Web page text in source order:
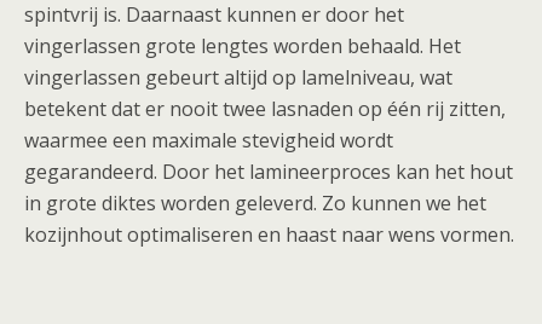
spintvrij is. Daarnaast kunnen er door het
vingerlassen grote lengtes worden behaald. Het
vingerlassen gebeurt altijd op lamelniveau, wat
betekent dat er nooit twee lasnaden op één rij zitten,
waarmee een maximale stevigheid wordt
gegarandeerd. Door het lamineerproces kan het hout
in grote diktes worden geleverd. Zo kunnen we het
kozijnhout optimaliseren en haast naar wens vormen.